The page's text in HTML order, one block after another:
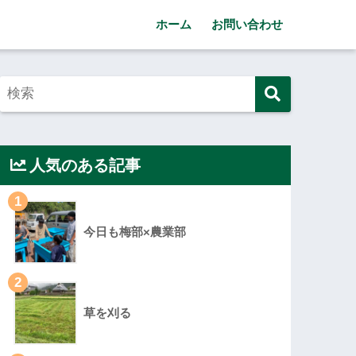
ホーム お問い合わせ
人気のある記事
1
今日も梅部×農業部
2
草を刈る